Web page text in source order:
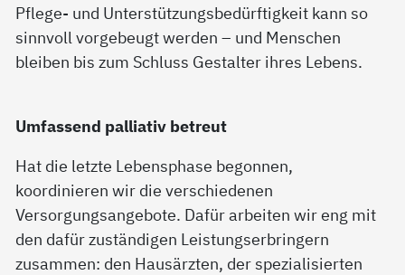
Pflege- und Unterstützungsbedürftigkeit kann so
sinnvoll vorgebeugt werden – und Menschen
bleiben bis zum Schluss Gestalter ihres Lebens.
Umfassend palliativ betreut
Hat die letzte Lebensphase begonnen,
koordinieren wir die verschiedenen
Versorgungsangebote. Dafür arbeiten wir eng mit
den dafür zuständigen Leistungserbringern
zusammen: den Hausärzten, der spezialisierten